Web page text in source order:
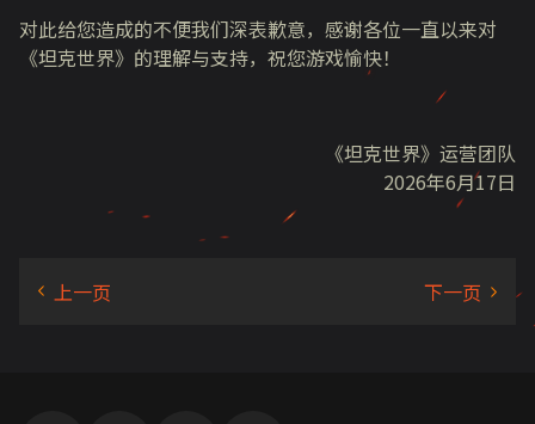
对此给您造成的不便我们深表歉意，感谢各位一直以来对
《坦克世界》的理解与支持，祝您游戏愉快！
《坦克世界》运营团队
2026年6月17日